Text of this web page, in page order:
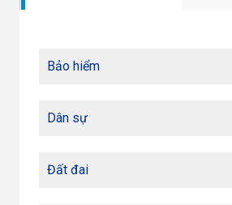
Bảo hiểm
Dân sự
Đất đai